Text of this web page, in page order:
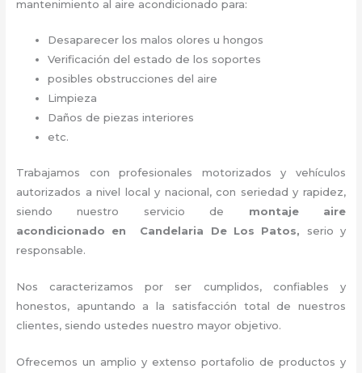
mantenimiento al aire acondicionado para:
Desaparecer los malos olores u hongos
Verificación del estado de los soportes
posibles obstrucciones del aire
Limpieza
Daños de piezas interiores
etc.
Trabajamos con profesionales motorizados y vehículos
autorizados a nivel local y nacional, con seriedad y rapidez,
siendo nuestro servicio de montaje aire
acondicionado
en Candelaria De Los Patos, serio y
responsable.
Nos caracterizamos por ser cumplidos, confiables y
honestos, apuntando a la satisfacción total de nuestros
clientes, siendo ustedes nuestro mayor objetivo.
Ofrecemos un amplio y extenso portafolio de productos y